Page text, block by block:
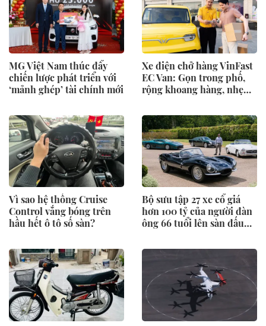
MG Việt Nam thúc đẩy
chiến lược phát triển với
‘mảnh ghép’ tài chính mới
Xe điện chở hàng VinFast
EC Van: Gọn trong phố,
rộng khoang hàng, nhẹ
Vì sao hệ thống Cruise
Control vắng bóng trên
hầu hết ô tô số sàn?
Bộ sưu tập 27 xe cổ giá
hơn 100 tỷ của người đàn
ông 66 tuổi lên sàn đấu